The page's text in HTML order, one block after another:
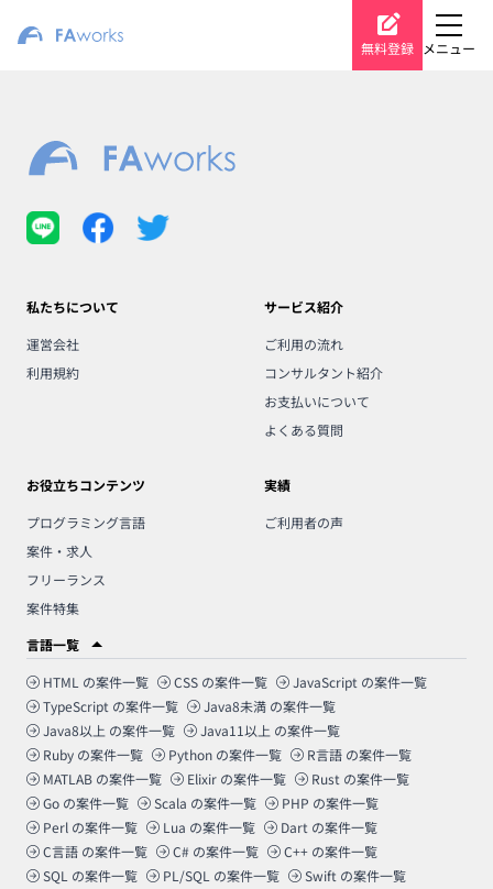
無料登録 メニュー
私たちについて
運営会社
利用規約
サービス紹介
ご利用の流れ
コンサルタント紹介
お支払いについて
よくある質問
お役立ちコンテンツ
プログラミング言語
案件・求人
フリーランス
案件特集
実績
ご利用者の声
言語一覧
HTML の案件一覧 CSS の案件一覧 JavaScript の案件一覧
TypeScript の案件一覧 Java8未満 の案件一覧
Java8以上 の案件一覧 Java11以上 の案件一覧
Ruby の案件一覧 Python の案件一覧 R言語 の案件一覧
MATLAB の案件一覧 Elixir の案件一覧 Rust の案件一覧
Go の案件一覧 Scala の案件一覧 PHP の案件一覧
Perl の案件一覧 Lua の案件一覧 Dart の案件一覧
C言語 の案件一覧 C# の案件一覧 C++ の案件一覧
SQL の案件一覧 PL/SQL の案件一覧 Swift の案件一覧